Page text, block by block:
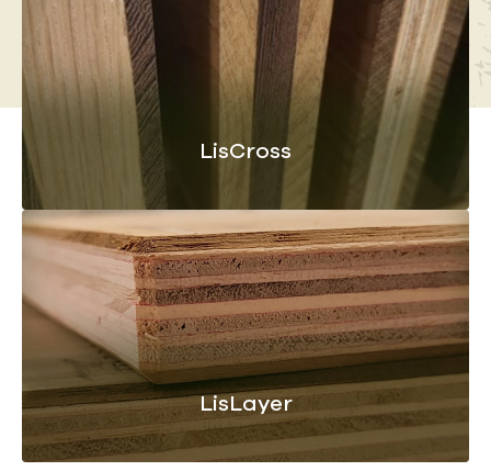
LisCross
LisLayer